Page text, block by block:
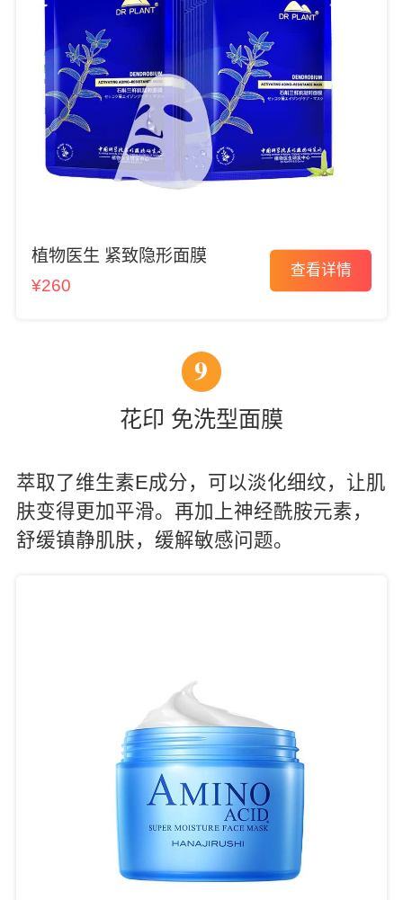
植物医生 紧致隐形面膜
¥260
查看详情
9
花印 免洗型面膜
萃取了维生素E成分，可以淡化细纹，让肌
肤变得更加平滑。再加上神经酰胺元素，
舒缓镇静肌肤，缓解敏感问题。